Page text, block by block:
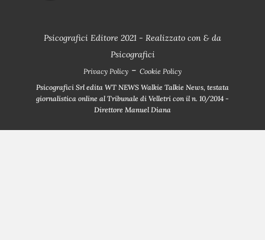
Psicografici Editore 2021 - Realizzato con & da
Psicografici
Privacy Policy - Cookie Policy
Psicografici Srl edita WT NEWS Walkie Talkie News, testata
giornalistica online al Tribunale di Velletri con il n. 10/2014 -
Direttore Manuel Diana